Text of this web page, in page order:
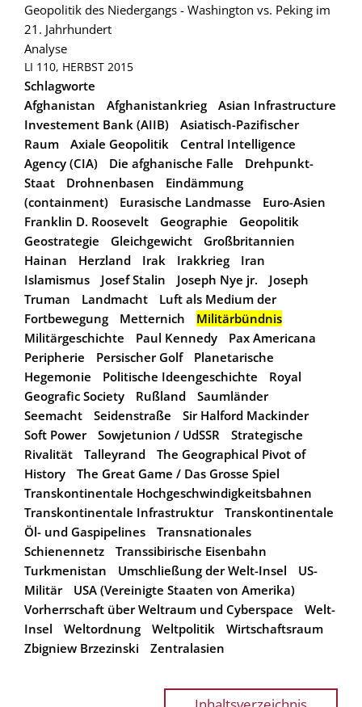
Geopolitik des Niedergangs - Washington vs. Peking im
21. Jahrhundert
Analyse
LI 110, HERBST 2015
Schlagworte
Afghanistan
Afghanistankrieg
Asian Infrastructure
Investement Bank (AIIB)
Asiatisch-Pazifischer
Raum
Axiale Geopolitik
Central Intelligence
Agency (CIA)
Die afghanische Falle
Drehpunkt-
Staat
Drohnenbasen
Eindämmung
(containment)
Eurasische Landmasse
Euro-Asien
Franklin D. Roosevelt
Geographie
Geopolitik
Geostrategie
Gleichgewicht
Großbritannien
Hainan
Herzland Irak Irakkrieg
Iran
Islamismus
Josef Stalin Joseph Nye jr.
Joseph
Truman
Landmacht
Luft als Medium der
Fortbewegung
Metternich
Militärbündnis
Militärgeschichte
Paul Kennedy
Pax Americana
Peripherie
Persischer Golf
Planetarische
Hegemonie
Politische Ideengeschichte
Royal
Geografic Society
Rußland
Saumländer
Seemacht
Seidenstraße
Sir Halford Mackinder
Soft Power
Sowjetunion / UdSSR
Strategische
Rivalität
Talleyrand
The Geographical Pivot of
History
The Great Game / Das Grosse Spiel
Transkontinentale Hochgeschwindigkeitsbahnen
Transkontinentale Infrastruktur
Transkontinentale
Öl- und Gaspipelines
Transnationales
Schienennetz
Transsibirische Eisenbahn
Turkmenistan
Umschließung der Welt-Insel
US-
Militär
USA (Vereinigte Staaten von Amerika)
Vorherrschaft über Weltraum und Cyberspace
Welt-
Insel
Weltordnung Weltpolitik
Wirtschaftsraum
Zbigniew Brzezinski
Zentralasien